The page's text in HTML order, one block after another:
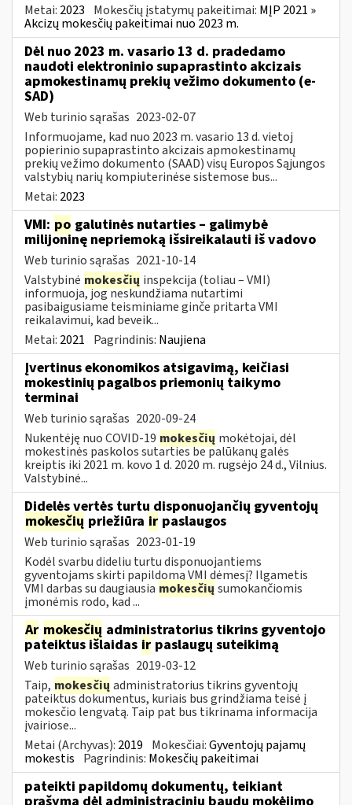
Metai: 2023 Mokesčių įstatymų pakeitimai: MĮP 2021 »
Akcizų mokesčių pakeitimai nuo 2023 m.
Dėl nuo 2023 m. vasario 13 d. pradedamo
naudoti elektroninio supaprastinto akcizais
apmokestinamų prekių vežimo dokumento (e-
SAD)
Web turinio sąrašas 2023-02-07
Informuojame, kad nuo 2023 m. vasario 13 d. vietoj
popierinio supaprastinto akcizais apmokestinamų
prekių vežimo dokumento (SAAD) visų Europos Sąjungos
valstybių narių kompiuterinėse sistemose bus...
Metai: 2023
VMI: po galutinės nutarties – galimybė
milijoninę nepriemoką išsireikalauti iš vadovo
Web turinio sąrašas 2021-10-14
Valstybinė mokesčių inspekcija (toliau – VMI)
informuoja, jog neskundžiama nutartimi
pasibaigusiame teisminiame ginče pritarta VMI
reikalavimui, kad beveik...
Metai: 2021 Pagrindinis: Naujiena
Įvertinus ekonomikos atsigavimą, keičiasi
mokestinių pagalbos priemonių taikymo
terminai
Web turinio sąrašas 2020-09-24
Nukentėję nuo COVID-19 mokesčių mokėtojai, dėl
mokestinės paskolos sutarties be palūkanų galės
kreiptis iki 2021 m. kovo 1 d. 2020 m. rugsėjo 24 d., Vilnius.
Valstybinė...
Didelės vertės turtu disponuojančių gyventojų
mokesčių priežiūra ir paslaugos
Web turinio sąrašas 2023-01-19
Kodėl svarbu dideliu turtu disponuojantiems
gyventojams skirti papildomą VMI dėmesį? Ilgametis
VMI darbas su daugiausia mokesčių sumokančiomis
įmonėmis rodo, kad ...
Ar mokesčių administratorius tikrins gyventojo
pateiktus išlaidas ir paslaugų suteikimą
Web turinio sąrašas 2019-03-12
Taip, mokesčių administratorius tikrins gyventojų
pateiktus dokumentus, kuriais bus grindžiama teisė į
mokesčio lengvatą. Taip pat bus tikrinama informacija
įvairiose...
Metai (Archyvas): 2019 Mokesčiai:Gyventojų pajamų
mokestis Pagrindinis: Mokesčių pakeitimai
pateikti papildomų dokumentų, teikiant
prašymą dėl administracinių baudų mokėjimo